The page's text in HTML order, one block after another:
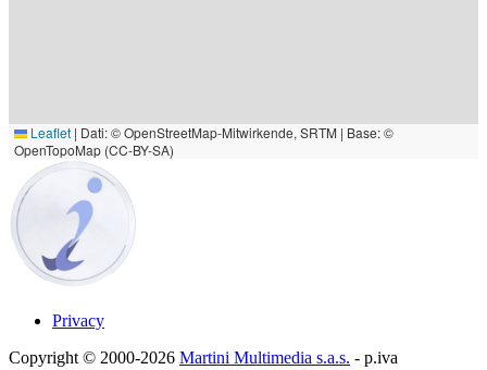
Leaflet | Dati: © OpenStreetMap-Mitwirkende, SRTM | Base: ©
OpenTopoMap (CC-BY-SA)
Privacy
Copyright © 2000-2026 Martini Multimedia s.a.s. - p.iva